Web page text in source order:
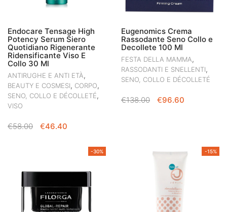
Endocare Tensage High
Potency Serum Siero
Quotidiano Rigenerante
Ridensificante Viso E
Collo 30 Ml
ANTIRUGHE E ANTI ETÀ,
BEAUTY E COSMESI, CORPO,
SENO, COLLO E DÉCOLLETÉ,
VISO
€58.00
IL
€46.40
ATTUALE
Eugenomics Crema
Rassodante Seno Collo e
Decollete 100 Ml
FESTA DELLA MAMMA,
RASSODANTI E SNELLENTI,
SENO, COLLO E DÉCOLLETÉ
€138.00
IL
€96.60
-30% -15%